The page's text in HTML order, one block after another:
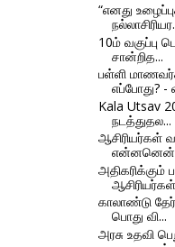
“எனது
10ம் வகுப்பு
சான்றித...
பள்ளி
எப்போது? -
Kala Utsav
நடத்துதல...
ஆசிரியர்கள்
அதிகரிக்கும்
காலாண்டு
பொது வி...
அரசு உதவி